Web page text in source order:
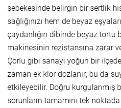
şebekesinde belirgin bir sertlik
sağlığınızı hem de beyaz
çaydanlığın dibinde beyaz tortu
makinesinin rezistansına zarar
Çorlu gibi sanayi yoğun bir
zaman ek klor dozlanır; bu da
etkileyebilir. Doğru kurgulanmış
sorunların tamamını tek